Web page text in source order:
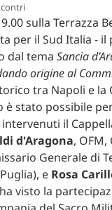
sulla Terrazza
per il Sud Italia - il
dal tema Sancia
origine al
tra Napoli e la
è stato possibile
il
d'Aragona,
Generale di
e Rosa
visto la